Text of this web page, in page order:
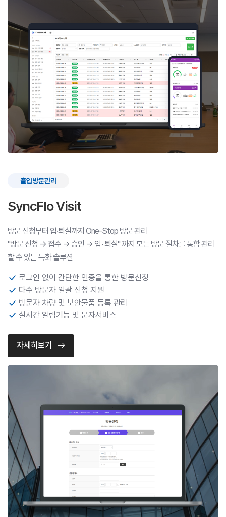
출입방문관리
SyncFlo Visit
방문 신청부터 입·퇴실까지 One-Stop 방문 관리
"방문 신청 → 접수 → 승인 → 입•퇴실" 까지 모든 방문 절차를 통합 관리
할 수 있는 특화 솔루션
로그인 없이 간단한 인증을 통한 방문신청
다수 방문자 일괄 신청 지원
방문자 차량 및 보안물품 등록 관리
실시간 알림기능 및 문자서비스
자세히보기